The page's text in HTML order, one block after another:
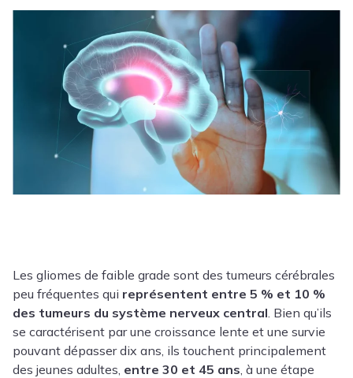
Les gliomes de faible grade sont des tumeurs cérébrales
peu fréquentes qui représentent entre 5 % et 10 %
des tumeurs du système nerveux central . Bien qu’ils
se caractérisent par une croissance lente et une survie
pouvant dépasser dix ans, ils touchent principalement
des jeunes adultes, entre 30 et 45 ans , à une étape